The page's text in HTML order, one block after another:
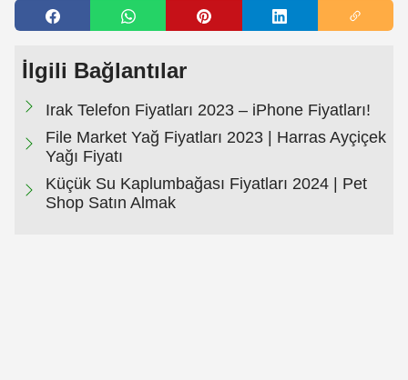
İlgili Bağlantılar
Irak Telefon Fiyatları 2023 – iPhone Fiyatları!
File Market Yağ Fiyatları 2023 | Harras Ayçiçek
Yağı Fiyatı
Küçük Su Kaplumbağası Fiyatları 2024 | Pet
Shop Satın Almak